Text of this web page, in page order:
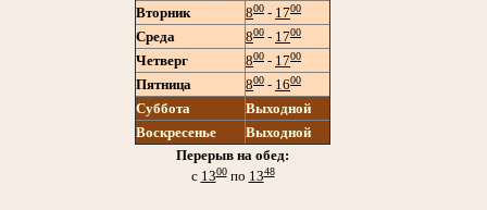
Вторник 800 - 1700
Среда 800 - 1700
Четверг 800 - 1700
Пятница 800 - 1600
Суббота
Выходной
Воскресенье
Выходной
Перерыв на обед:
с 1300по 1348